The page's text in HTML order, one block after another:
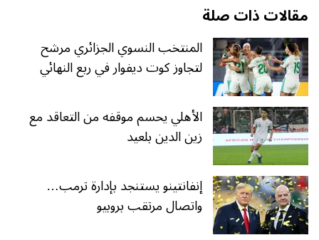
مقالات ذات صلة
المنتخب النسوي الجزائري مرشح
لتجاوز كوت ديفوار في ربع النهائي
الأهلي يحسم موقفه من التعاقد مع
زين الدين بلعيد
إنفانتينو يستنجد بإدارة ترمب…
واتصال مرتقب بروبيو